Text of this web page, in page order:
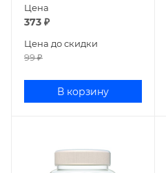
Цена
373 ₽
Цена до скидки
99₽
В корзину